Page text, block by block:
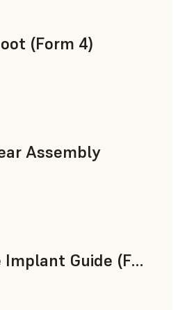
(Form 4)
Assembly
Surgical Guide Implant Guide (Form 4)